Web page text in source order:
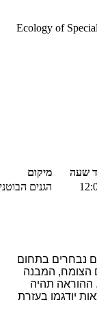
Ecology of
שעה
מיקום
הגנים
נבחרים בתחום
הצומח, המבנה
ההוראה תהיה
יודגמו בעזרת